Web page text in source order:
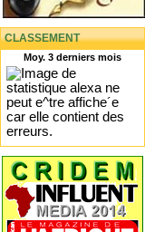
CLASSEMENT
Moy. 3 derniers mois